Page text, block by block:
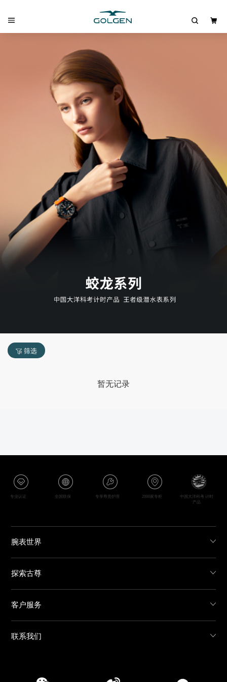
筛选
暂无记录
专业认证 全国联保 专享尊贵护理 2000家专柜
中国大洋科考 计时
产品
腕表世界
探索古尊
客户服务
联系我们